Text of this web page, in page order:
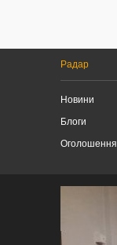
Радар
Новини
Блоги
Оголошення